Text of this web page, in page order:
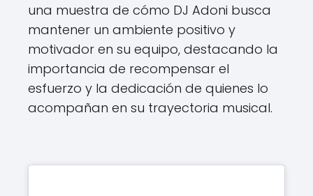
una muestra de cómo DJ Adoni busca
mantener un ambiente positivo y
motivador en su equipo, destacando la
importancia de recompensar el
esfuerzo y la dedicación de quienes lo
acompañan en su trayectoria musical.